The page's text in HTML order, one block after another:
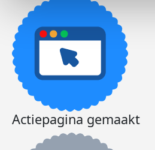
Actiepagina gemaakt